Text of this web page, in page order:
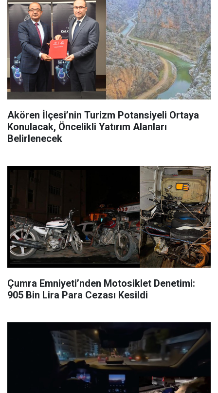
Akören İlçesi’nin Turizm Potansiyeli Ortaya
Konulacak, Öncelikli Yatırım Alanları
Belirlenecek
Çumra Emniyeti’nden Motosiklet Denetimi:
905 Bin Lira Para Cezası Kesildi